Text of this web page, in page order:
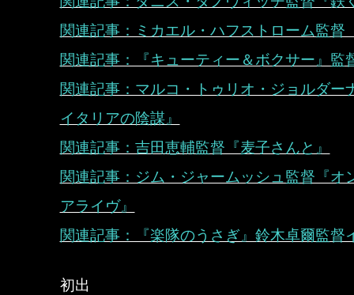
関連記事：ミカエル・ハフストローム監督
関連記事：『キューティー＆ボクサー』監
関連記事：マルコ・トゥリオ・ジョルダ
イタリアの陰謀』
関連記事：吉田恵輔監督『麦子さんと』
関連記事：ジム・ジャームッシュ監督『オ
アライヴ』
関連記事：『楽隊のうさぎ』鈴木卓爾監督
初出